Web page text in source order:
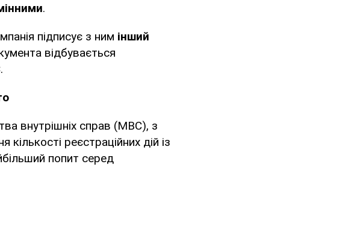
.
підписує з ним інший
відбувається
внутрішніх справ (МВС), з
кількості реєстраційних дій із
попит серед